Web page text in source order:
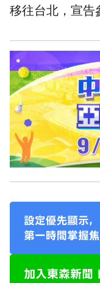
移往台北，宣告